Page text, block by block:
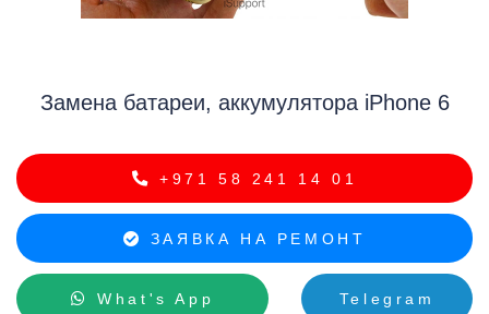
Замена батареи, аккумулятора iPhone 6
+971 58 241 14 01
ЗАЯВКА НА РЕМОНТ
What's App Telegram